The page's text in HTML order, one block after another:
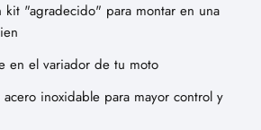
"agradecido" para montar en una
en el variador de tu moto
inoxidable para mayor control y